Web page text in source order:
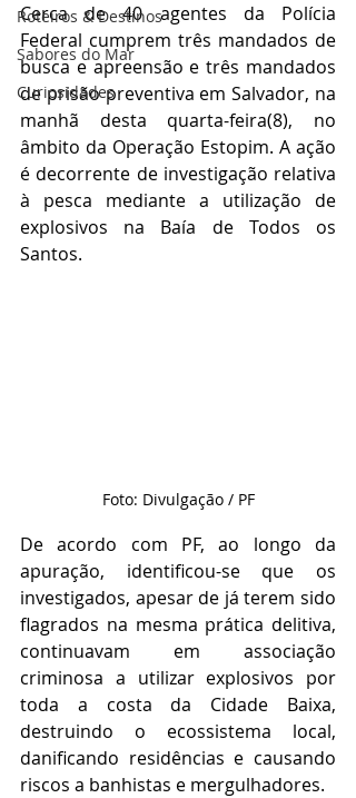
Roteiros & Destinos
Sabores do Mar
Curiosidades
Cerca de 40 agentes da Polícia
Federal cumprem três mandados de
busca e apreensão e três mandados
de prisão preventiva em Salvador, na
manhã desta quarta-feira(8), no
âmbito da Operação Estopim. A ação
é decorrente de investigação relativa
à pesca mediante a utilização de
explosivos na Baía de Todos os
Santos.
Foto: Divulgação / PF
De acordo com PF, ao longo da
apuração, identificou-se que os
investigados, apesar de já terem sido
flagrados na mesma prática delitiva,
continuavam em associação
criminosa a utilizar explosivos por
toda a costa da Cidade Baixa,
destruindo o ecossistema local,
danificando residências e causando
riscos a banhistas e mergulhadores.